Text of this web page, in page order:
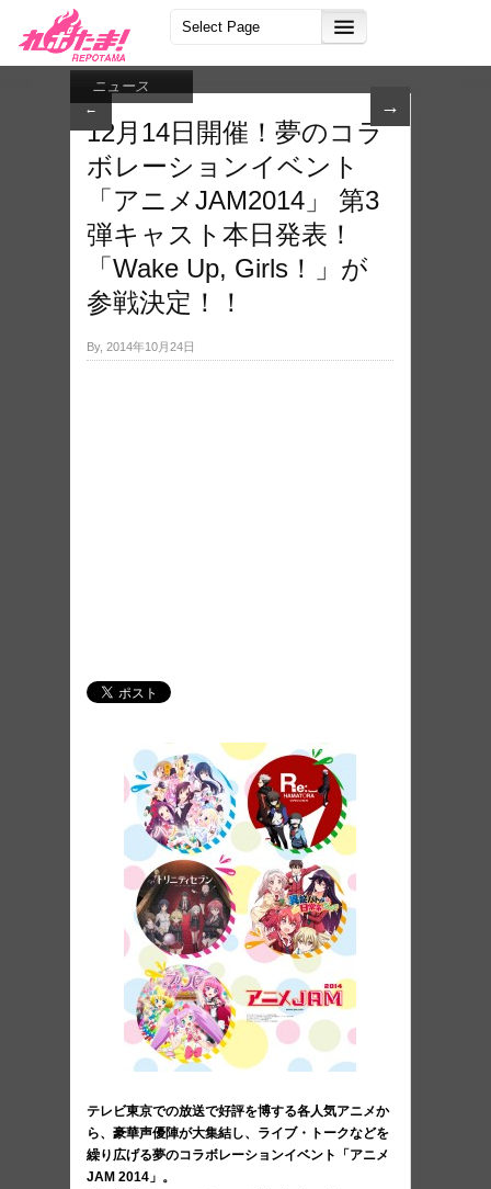
← →
ニュース
12​月14日開催！夢のコ​ラ
ボレーションイベン​ト
「アニメJAM20​14」 第3
弾キャスト本日発​表！
「Wake Up, Girls！」が
参戦​決定！！
By, 2014年10月24日
テレビ東京での放送で好評を博する各人気アニメか
ら、豪華声優陣が大集結し、ライブ・トークなどを
繰り広げる夢のコラボレーションイベント「アニメ
JAM 2014」。